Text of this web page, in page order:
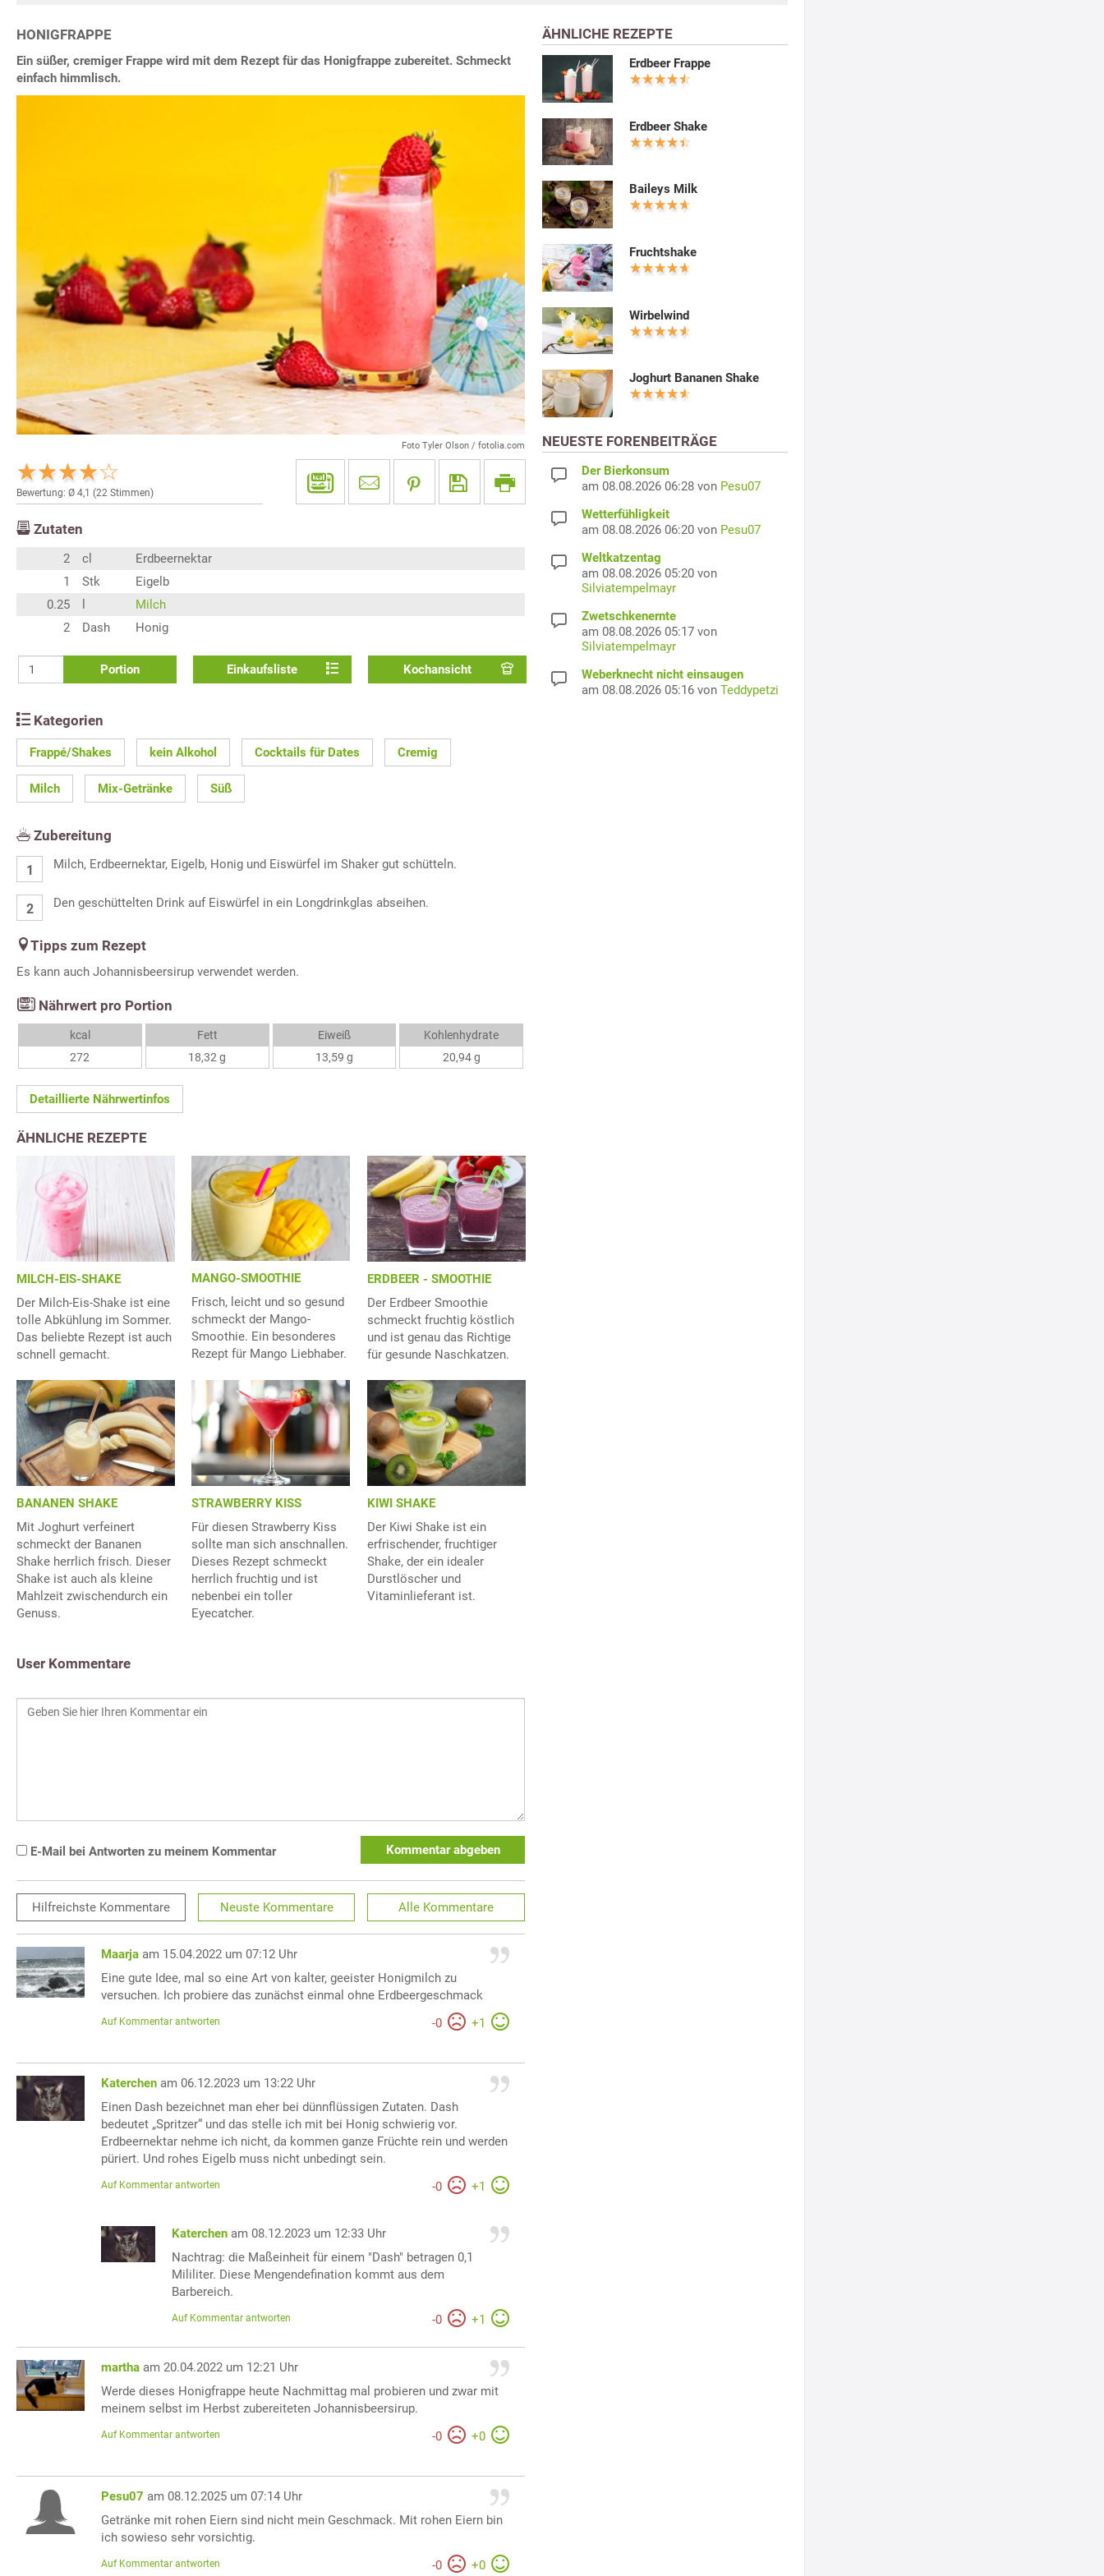
HONIGFRAPPE
Ein süßer, cremiger Frappe wird mit dem Rezept für das Honigfrappe zubereitet. Schmeckt
einfach himmlisch.
Foto Tyler Olson / fotolia.com
Bewertung: Ø 4,1 (22 Stimmen)
Zutaten
2 cl
Erdbeernektar
1
Stk
Eigelb
0.25
Milch
2
Dash Honig
Portion Einkaufsliste Kochansicht
Kategorien
Frappé/Shakes kein Alkohol Cocktails für Dates Cremig
Milch Mix-Getränke Süß
Zubereitung
Milch, Erdbeernektar, Eigelb, Honig und Eiswürfel im Shaker gut schütteln.
Den geschüttelten Drink auf Eiswürfel in ein Longdrinkglas abseihen.
Tipps zum Rezept
Es kann auch Johannisbeersirup verwendet werden.
Nährwert pro Portion
kcal
272
Fett
18,32 g
Eiweiß
13,59 g
Kohlenhydrate
20,94 g
Detaillierte Nährwertinfos
ÄHNLICHE REZEPTE
MILCH-EIS-SHAKE
Der Milch-Eis-Shake ist eine
tolle Abkühlung im Sommer.
Das beliebte Rezept ist auch
schnell gemacht.
MANGO-SMOOTHIE
Frisch, leicht und so gesund
schmeckt der Mango-
Smoothie. Ein besonderes
Rezept für Mango Liebhaber.
ERDBEER - SMOOTHIE
Der Erdbeer Smoothie
schmeckt fruchtig köstlich
und ist genau das Richtige
für gesunde Naschkatzen.
BANANEN SHAKE
Mit Joghurt verfeinert
schmeckt der Bananen
Shake herrlich frisch. Dieser
Shake ist auch als kleine
Mahlzeit zwischendurch ein
Genuss.
STRAWBERRY KISS
Für diesen Strawberry Kiss
sollte man sich anschnallen.
Dieses Rezept schmeckt
herrlich fruchtig und ist
nebenbei ein toller
Eyecatcher.
KIWI SHAKE
Der Kiwi Shake ist ein
erfrischender, fruchtiger
Shake, der ein idealer
Durstlöscher und
Vitaminlieferant ist.
User Kommentare
E-Mail bei Antworten zu meinem Kommentar Kommentar abgeben
Hilfreichste Kommentare Neuste Kommentare Alle Kommentare
Maarja am 15.04.2022 um 07:12 Uhr
Eine gute Idee, mal so eine Art von kalter, geeister Honigmilch zu
versuchen. Ich probiere das zunächst einmal ohne Erdbeergeschmack
-0 +1
Auf Kommentar antworten
Katerchen am 06.12.2023 um 13:22 Uhr
Einen Dash bezeichnet man eher bei dünnflüssigen Zutaten. Dash
bedeutet „Spritzer“ und das stelle ich mit bei Honig schwierig vor.
Erdbeernektar nehme ich nicht, da kommen ganze Früchte rein und werden
püriert. Und rohes Eigelb muss nicht unbedingt sein.
-0 +1
Auf Kommentar antworten
Katerchen am 08.12.2023 um 12:33 Uhr
Nachtrag: die Maßeinheit für einem "Dash" betragen 0,1
Mililiter. Diese Mengendefination kommt aus dem
Barbereich.
-0 +1
Auf Kommentar antworten
martha am 20.04.2022 um 12:21 Uhr
Werde dieses Honigfrappe heute Nachmittag mal probieren und zwar mit
meinem selbst im Herbst zubereiteten Johannisbeersirup.
-0 +0
Auf Kommentar antworten
Pesu07 am 08.12.2025 um 07:14 Uhr
Getränke mit rohen Eiern sind nicht mein Geschmack. Mit rohen Eiern bin
ich sowieso sehr vorsichtig.
-0 +0
Auf Kommentar antworten
ÄHNLICHE REZEPTE
Erdbeer Frappe
Erdbeer Shake
Baileys Milk
Fruchtshake
Wirbelwind
Joghurt Bananen Shake
NEUESTE FORENBEITRÄGE
Der Bierkonsum
am 08.08.2026 06:28 von Pesu07
Wetterfühligkeit
am 08.08.2026 06:20 von Pesu07
Weltkatzentag
am 08.08.2026 05:20 von
Silviatempelmayr
Zwetschkenernte
am 08.08.2026 05:17 von
Silviatempelmayr
Weberknecht nicht einsaugen
am 08.08.2026 05:16 von Teddypetzi